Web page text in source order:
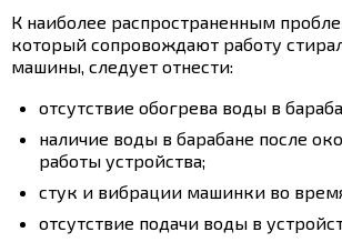
К наиболее распространенным
который сопровождают работу
машины, следует отнести:
отсутствие обогрева воды в
наличие воды в барабане после
работы устройства;
стук и вибрации машинки во
отсутствие подачи воды в